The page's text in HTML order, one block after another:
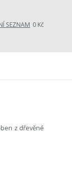
SEZNAM 0 Kč
z dřevěné